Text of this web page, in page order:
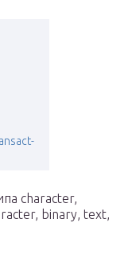
character,
binary, text,